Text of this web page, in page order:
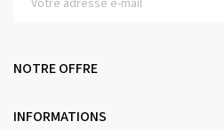
NOTRE OFFRE
INFORMATIONS